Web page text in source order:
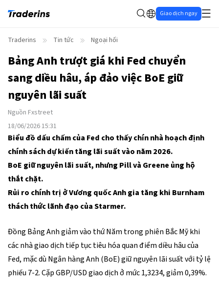
Giao dịch ngay
Traderins Tin tức Ngoại hối
Bảng Anh trượt giá khi Fed chuyển
sang diều hâu, áp đảo việc BoE giữ
nguyên lãi suất
Nguồn Fxstreet
18/06/2026 15:31
Biểu đồ dấu chấm của Fed cho thấy chín nhà hoạch định
chính sách dự kiến tăng lãi suất vào năm 2026.
BoE giữ nguyên lãi suất, nhưng Pill và Greene ủng hộ
thắt chặt.
Rủi ro chính trị ở Vương quốc Anh gia tăng khi Burnham
thách thức lãnh đạo của Starmer.
Đồng Bảng Anh giảm vào thứ Năm trong phiên Bắc Mỹ khi
các nhà giao dịch tiếp tục tiêu hóa quan điểm diều hâu của
Fed, mặc dù Ngân hàng Anh (BoE) giữ nguyên lãi suất với tỷ lệ
phiếu 7-2. Cặp GBP/USD giao dịch ở mức 1,3234, giảm 0,39%.